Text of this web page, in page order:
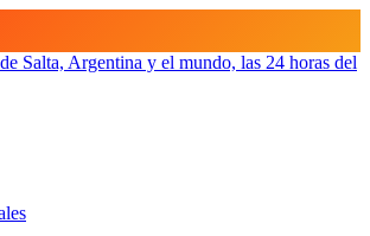
Argentina y el mundo, las 24 horas del día